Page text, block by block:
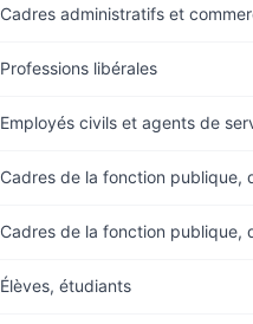
Cadres administratifs et
Professions libérales
Employés civils et agents de
Cadres de la fonction publique,
Cadres de la fonction publique,
Élèves, étudiants